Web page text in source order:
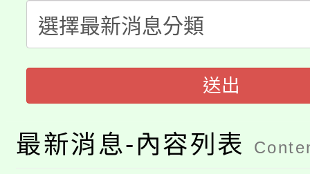
場熱烈登場!
8/21下午1時於龍潭區
徵才活動。
8月14至27日，桃園電
開!
115年桃園市運動會8/
桃園市低收入戶享有免
送出
最新消息-內容列表